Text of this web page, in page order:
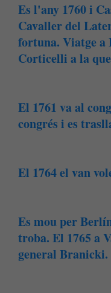
Es l'any 1760 i
Cavaller del
fortuna. Viatge a
Corticelli a la
El 1761 va al
congrés i es
El 1764 el van
Es mou per
troba. El 1765 a
general Branicki.